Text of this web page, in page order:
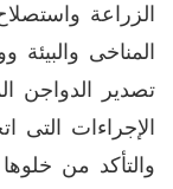
الزراعة
المناخى والبيئة
تصدير الدواجن
الإجراءات التى
والتأكد من